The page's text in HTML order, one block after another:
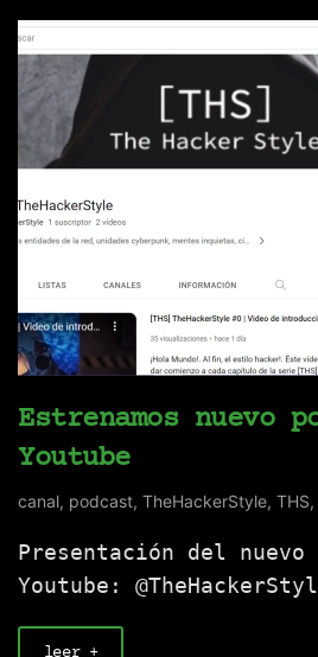
Estrenamos nuevo
Youtube
canal, podcast, TheHackerStyle, THS,
Presentación del nuevo
Youtube: